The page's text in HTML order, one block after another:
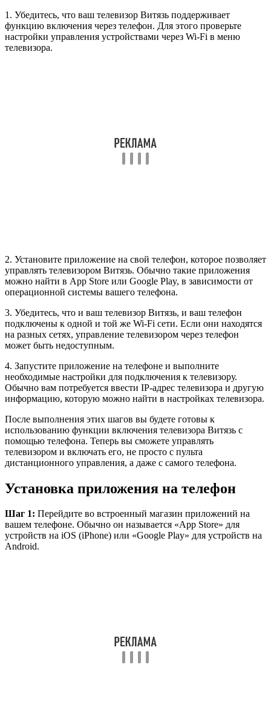
1. Убедитесь, что ваш телевизор Витязь поддерживает
функцию включения через телефон. Для этого проверьте
настройки управления устройствами через Wi-Fi в меню
телевизора.
2. Установите приложение на свой телефон, которое позволяет
управлять телевизором Витязь. Обычно такие приложения
можно найти в App Store или Google Play, в зависимости от
операционной системы вашего телефона.
3. Убедитесь, что и ваш телевизор Витязь, и ваш телефон
подключены к одной и той же Wi-Fi сети. Если они находятся
на разных сетях, управление телевизором через телефон
может быть недоступным.
4. Запустите приложение на телефоне и выполните
необходимые настройки для подключения к телевизору.
Обычно вам потребуется ввести IP-адрес телевизора и другую
информацию, которую можно найти в настройках телевизора.
После выполнения этих шагов вы будете готовы к
использованию функции включения телевизора Витязь с
помощью телефона. Теперь вы сможете управлять
телевизором и включать его, не просто с пульта
дистанционного управления, а даже с самого телефона.
Установка приложения на телефон
Шаг 1: Перейдите во встроенный магазин приложений на
вашем телефоне. Обычно он называется «App Store» для
устройств на iOS (iPhone) или «Google Play» для устройств на
Android.